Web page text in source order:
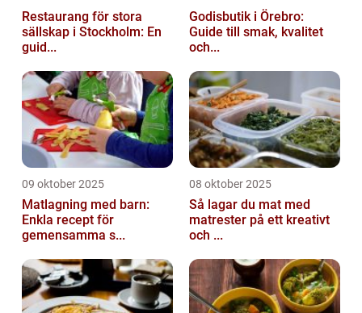
Restaurang för stora
sällskap i Stockholm: En
guid...
Godisbutik i Örebro:
Guide till smak, kvalitet
och...
09 oktober 2025
Matlagning med barn:
Enkla recept för
gemensamma s...
08 oktober 2025
Så lagar du mat med
matrester på ett kreativt
och ...